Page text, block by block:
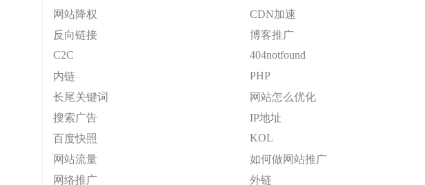
网站降权
CDN加速
反向链接
博客推广
C2C
404notfound
内链
PHP
长尾关键词
网站怎么优化
搜索广告
IP地址
百度快照
KOL
网站流量
如何做网站推广
网络推广
外链